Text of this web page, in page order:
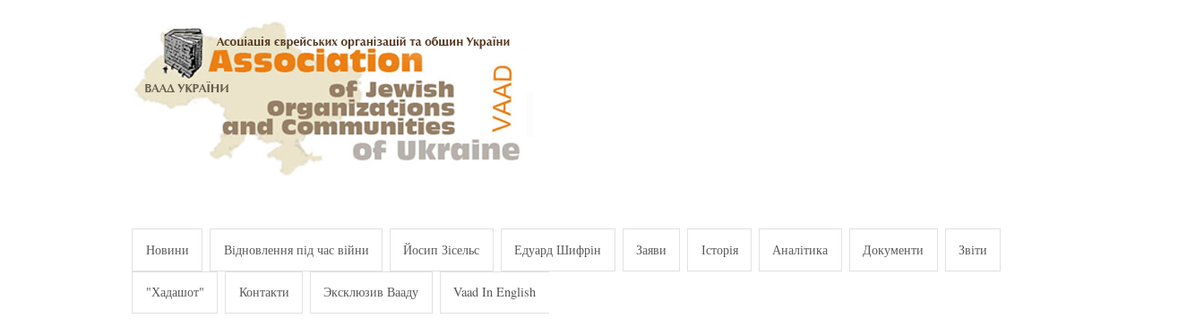
Новини Відновлення під час війни Йосип Зісельс Едуард Шифрін Заяви Історія Аналітика Документи Звіти
"Хадашот" Контакти Эксклюзив Вааду Vaad In English